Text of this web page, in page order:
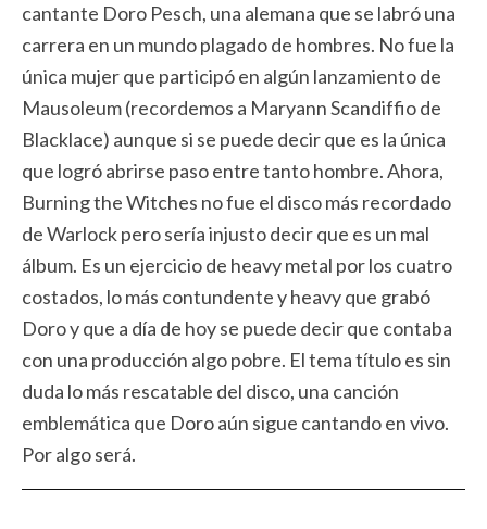
cantante Doro Pesch, una alemana que se labró una
carrera en un mundo plagado de hombres. No fue la
única mujer que participó en algún lanzamiento de
Mausoleum (recordemos a Maryann Scandiffio de
Blacklace) aunque si se puede decir que es la única
que logró abrirse paso entre tanto hombre. Ahora,
Burning the Witches no fue el disco más recordado
de Warlock pero sería injusto decir que es un mal
álbum. Es un ejercicio de heavy metal por los cuatro
costados, lo más contundente y heavy que grabó
Doro y que a día de hoy se puede decir que contaba
con una producción algo pobre. El tema título es sin
duda lo más rescatable del disco, una canción
emblemática que Doro aún sigue cantando en vivo.
Por algo será.